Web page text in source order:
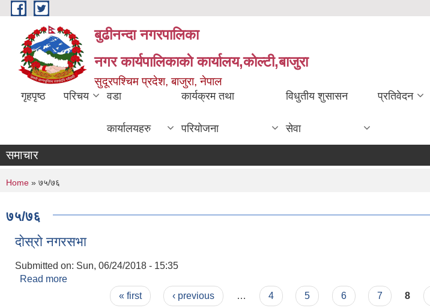
Skip to main content
बुढीनन्दा नगरपालिका
नगर कार्यपालिकाकाे कार्यालय,काेल्टी,बाजुरा
सुदूरपश्चिम प्रदेश, बाजुरा, नेपाल
गृहपृष्ठ परिचय वडा
कार्यालयहरु
कार्यक्रम तथा
परियोजना
विधुतीय शुसासन
सेवा
प्रतिवेदन
समाचार
You are here
Home » ७५/७६
७५/७६
दाेस्राे नगरसभा
Submitted on: Sun, 06/24/2018 - 15:35
Read more
« first ‹ previous … 4 5 6 7 8